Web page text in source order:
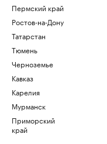
Пермский край
Ростов-на-Дону
Татарстан
Тюмень
Черноземье
Кавказ
Карелия
Мурманск
Приморский
край